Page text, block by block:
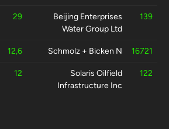
29
Beijing Enterprises
Water Group Ltd
139
12,6 Schmolz + Bicken N 16721
12
Solaris Oilfield
Infrastructure Inc
122